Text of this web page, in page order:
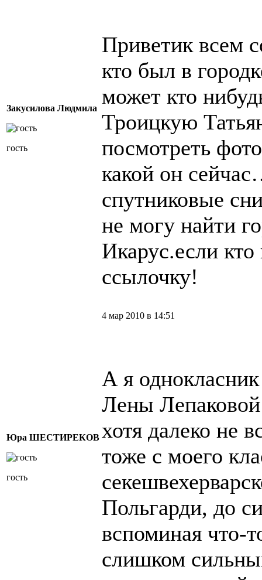
Закусилова Людмила
гость
Приветик всем
кто был в
может кто
Троицкую
посмотреть
какой он
спутниковые
не могу найти
Икарус.если кто
ссылочку!
Юра ШЕСТИРЕКОВ
гость
4 мар 2010 в 14:51
А я
Лены
хотя далеко не
тоже с моего
Польгарди, до
вспоминая что-
слишком